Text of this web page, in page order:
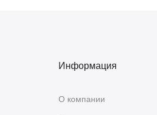
Информация
О компании